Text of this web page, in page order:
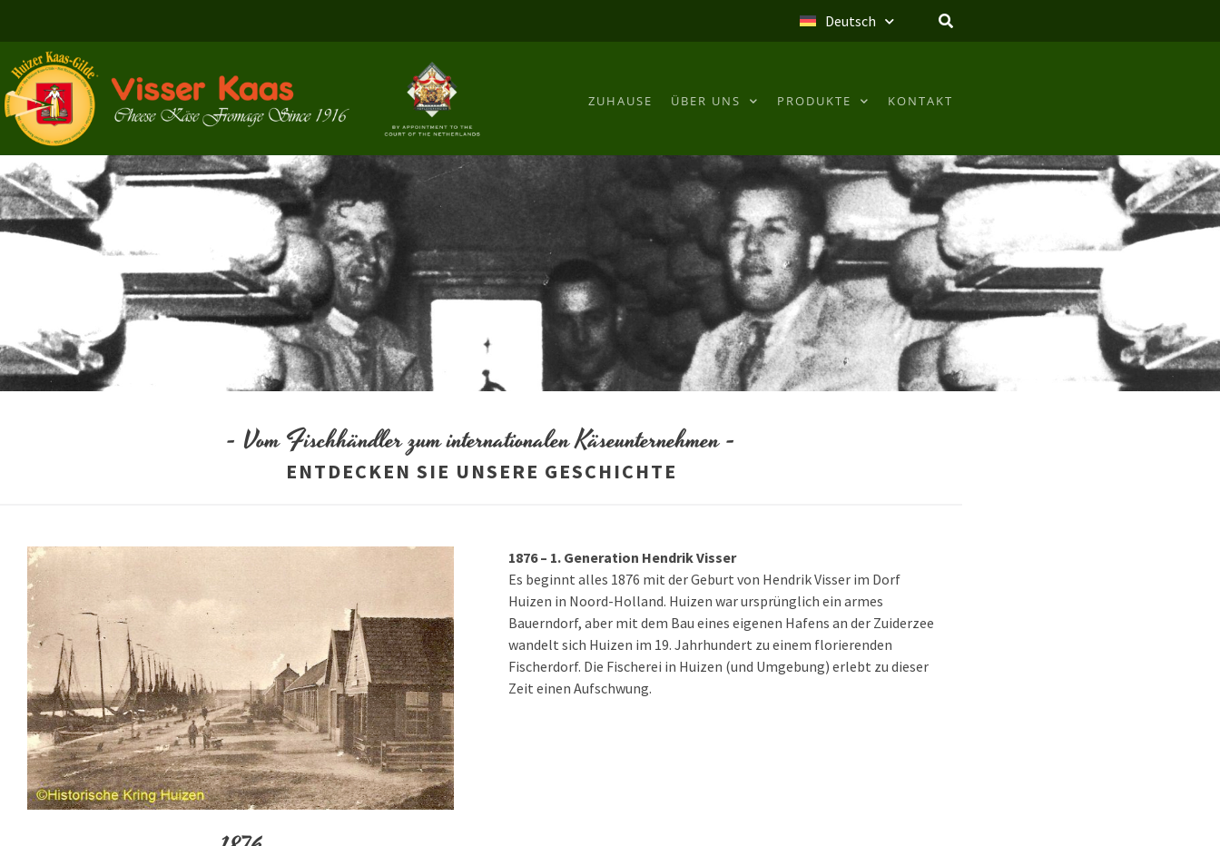
Deutsch
ZUHAUSE ÜBER UNS PRODUKTE KONTAKT
- Vom Fischhändler zum internationalen Käseunternehmen -
ENTDECKEN SIE UNSERE GESCHICHTE
1876 – 1. Generation Hendrik Visser
Es beginnt alles 1876 mit der Geburt von Hendrik Visser im Dorf
Huizen in Noord-Holland. Huizen war ursprünglich ein armes
Bauerndorf, aber mit dem Bau eines eigenen Hafens an der Zuiderzee
wandelt sich Huizen im 19. Jahrhundert zu einem florierenden
Fischerdorf. Die Fischerei in Huizen (und Umgebung) erlebt zu dieser
Zeit einen Aufschwung.